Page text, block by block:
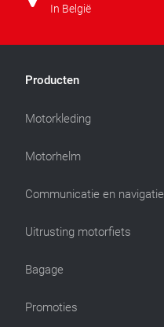
In België
Producten
Motorkleding
Motorhelm
Communicatie en navigatie
Uitrusting motorfiets
Bagage
Promoties